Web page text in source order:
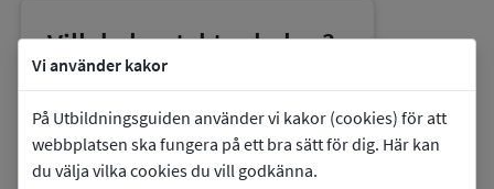
Vi använder kakor
På Utbildningsguiden använder vi kakor (cookies) för att
webbplatsen ska fungera på ett bra sätt för dig. Här kan
du välja vilka cookies du vill godkänna.
Vill du kontakta skolan?
phoneTelefon:0158-275000
mailE-post:peter.forsberg@gnesta.se
link Webbplats: Frejaskolan F-9